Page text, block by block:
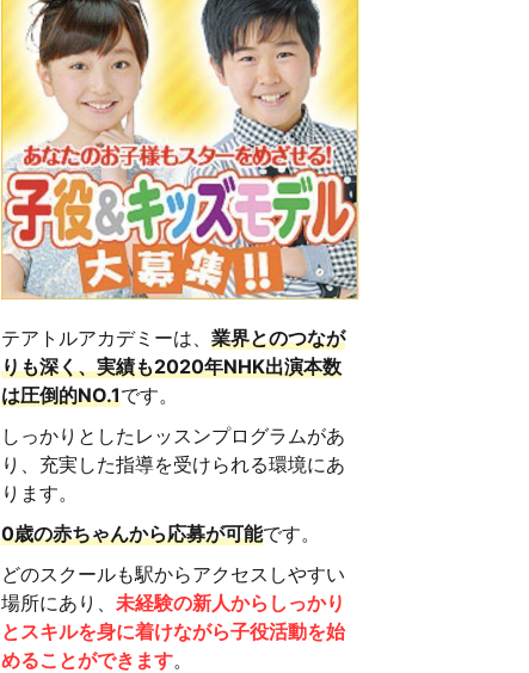
テアトルアカデミーは、 業界とのつなが
りも深く、実績も2020年NHK出演本数
は圧倒的NO.1です。
しっかりとしたレッスンプログラムがあ
り、充実した指導を受けられる環境にあ
ります。
0歳の赤ちゃんから応募が可能です。
どのスクールも駅からアクセスしやすい
場所にあり、 未経験の新人からしっかり
とスキルを身に着けながら子役活動を始
めることができます。